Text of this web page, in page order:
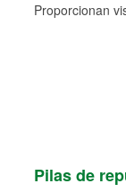
Proporcionan
Pilas de